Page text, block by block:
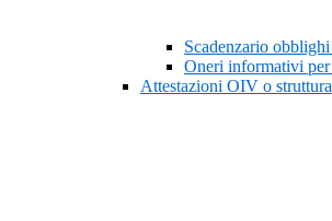
Scadenzario
Oneri informativi
Attestazioni OIV o